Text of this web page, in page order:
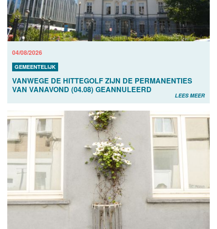
04/08/2026
GEMEENTELIJK
VANWEGE DE HITTEGOLF ZIJN DE PERMANENTIES
VAN VANAVOND (04.08) GEANNULEERD
LEES MEER